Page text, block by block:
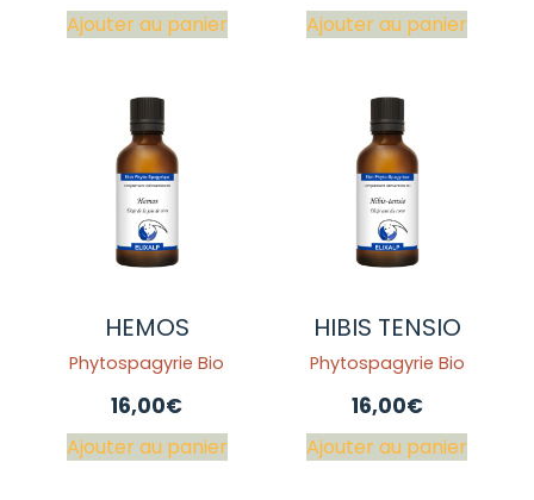
Ajouter au panier Ajouter au panier
HEMOS
Phytospagyrie Bio
16,00€
Ajouter au panier
HIBIS TENSIO
Phytospagyrie Bio
16,00€
Ajouter au panier